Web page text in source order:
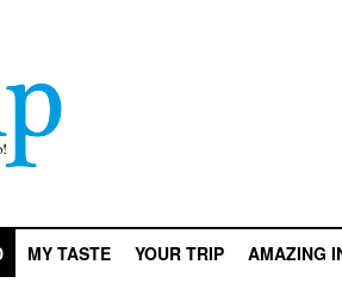
MY TASTE YOUR TRIP AMAZING